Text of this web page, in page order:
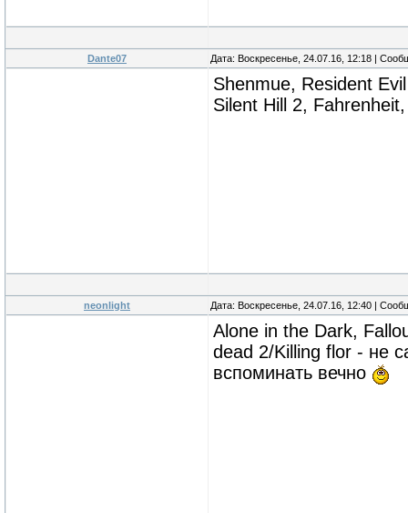
Dante07 Дата: Воскресенье, 24.07.16, 12:18 |
Shenmue, Resident
Silent Hill 2,
neonlight Дата: Воскресенье, 24.07.16, 12:40 |
Alone in the Dark,
dead 2/Killing flor - не
вспоминать вечно